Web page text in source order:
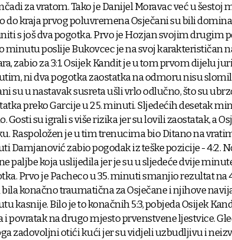
za vratom. Tako je Danijel Moravac već u šestoj
do kraja prvog poluvremena Osječani su bili
s još dva pogotka. Prvo je Hozjan svojim drugim
minutu poslije Bukovcec je na svoj karakterističan
zabio za 3:1. Osijek Kandit je u tom prvom dijelu
ni dva pogotka zaostatka na odmoru nisu
su u nastavak susreta ušli vrlo odlučno, što su
preko Garcije u 25. minuti. Sljedećih desetak
Gosti su igrali s više rizika jer su lovili zaostatak, a
Raspoložen je u tim trenucima bio Ditano na
Damjanović zabio pogodak iz teške pozicije - 4:2.
paljbe koja uslijedila jer je su u sljedeće dvije
Prvo je Pacheco u 35. minuti smanjio rezultat na
bila konačno traumatična za Osječane i njihove
kasnije. Bilo je to konačnih 5:3, pobjeda Osijek
i povratak na drugo mjesto prvenstvene ljestvice.
zadovoljni otići kući jer su vidjeli uzbudljivu i